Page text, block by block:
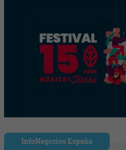
InfoNegocios España